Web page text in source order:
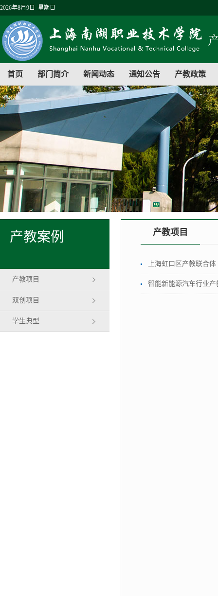
2026年8月9日 星期日
首页 部门简介 新闻动态 通知公告 产教政策
产教案例
产教项目
双创项目
学生典型
产教项目
上海虹口区产教联合体
智能新能源汽车行业